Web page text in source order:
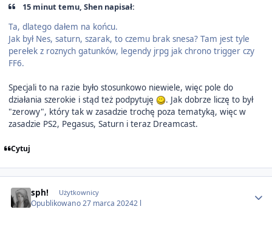
15 minut temu, Shen napisał:
Ta, dlatego dałem na końcu.
Jak był Nes, saturn, szarak, to czemu brak snesa? Tam jest tyle
perełek z roznych gatunków, legendy jrpg jak chrono trigger czy
FF6.
Specjali to na razie było stosunkowo niewiele, więc pole do
działania szerokie i stąd też podpytuję
. Jak dobrze liczę to był
"zerowy", który tak w zasadzie trochę poza tematyką, więc w
zasadzie PS2, Pegasus, Saturn i teraz Dreamcast.
Cytuj
sph! Użytkownicy
Opublikowano27 marca 20242 l